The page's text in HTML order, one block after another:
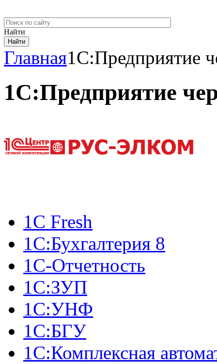
Найти
Главная1С:Предприятие
1С:Предприятие
1С Fresh
1С:Бухгалтерия 8
1С-Отчетность
1C:ЗУП
1С:УНФ
1С:БГУ
1С:Комплексная